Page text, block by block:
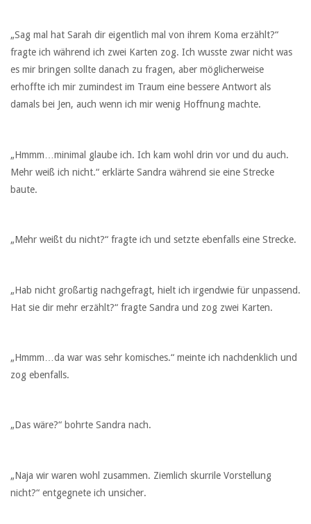
„Sag mal hat Sarah dir eigentlich mal von ihrem Koma erzählt?“
fragte ich während ich zwei Karten zog. Ich wusste zwar nicht was
es mir bringen sollte danach zu fragen, aber möglicherweise
erhoffte ich mir zumindest im Traum eine bessere Antwort als
damals bei Jen, auch wenn ich mir wenig Hoffnung machte.
„Hmmm…minimal glaube ich. Ich kam wohl drin vor und du auch.
Mehr weiß ich nicht.“ erklärte Sandra während sie eine Strecke
baute.
„Mehr weißt du nicht?“ fragte ich und setzte ebenfalls eine Strecke.
„Hab nicht großartig nachgefragt, hielt ich irgendwie für unpassend.
Hat sie dir mehr erzählt?“ fragte Sandra und zog zwei Karten.
„Hmmm…da war was sehr komisches.“ meinte ich nachdenklich und
zog ebenfalls.
„Das wäre?“ bohrte Sandra nach.
„Naja wir waren wohl zusammen. Ziemlich skurrile Vorstellung
nicht?“ entgegnete ich unsicher.